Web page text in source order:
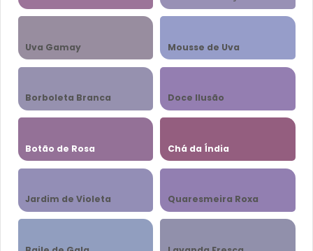
Uva Gamay Mousse de Uva
Borboleta Branca Doce Ilusão
Botão de Rosa Chá da Índia
Jardim de Violeta Quaresmeira Roxa